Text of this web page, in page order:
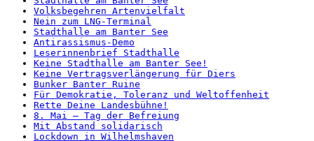
Volksbegehren Artenvielfalt
Nein zum LNG-Terminal
Stadthalle am Banter See
Antirassismus-Demo
Leserinnenbrief Stadthalle
Keine Stadthalle am Banter See!
Keine Vertragsverlängerung für Diers
Bunker Banter Ruine
Für Demokratie, Toleranz und Weltoffenheit
Rette Deine Landesbühne!
8. Mai – Tag der Befreiung
Mit Abstand solidarisch
Lockdown in Wilhelmshaven